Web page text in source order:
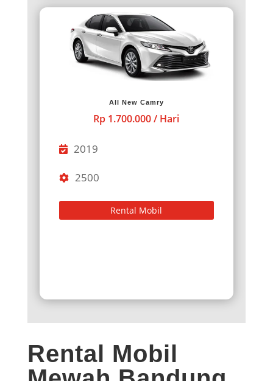
All New Camry
Rp 1.700.000 / Hari
2019
2500
Rental Mobil
Rental Mobil